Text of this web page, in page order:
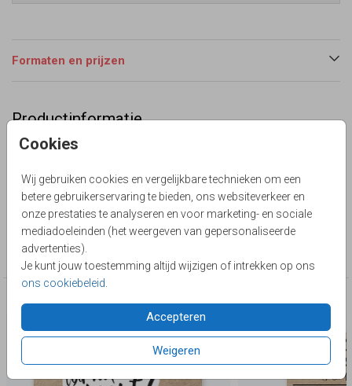
Cookies
Wij gebruiken cookies en vergelijkbare technieken om een
betere gebruikerservaring te bieden, ons websiteverkeer en
onze prestaties te analyseren en voor marketing- en sociale
mediadoeleinden (het weergeven van gepersonaliseerde
advertenties).
Je kunt jouw toestemming altijd wijzigen of intrekken op ons
ons cookiebeleid
Accepteren
Weigeren
Formaten en prijzen
Productinformatie
Omschrijving
Hippe uitnodiging met goud look (geen echt goud inkt)
karton print, confetti en hand lettering.
Collectie
5 jaar getrouwd
Deze producten zijn wellicht ook iets voor je